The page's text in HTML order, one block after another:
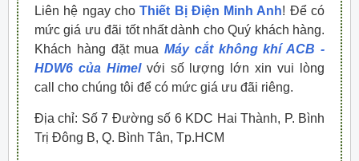
Liên hệ ngay choThiết Bị Điện Minh Anh! Để có
mức giá ưu đãi tốt nhất dành cho Quý khách hàng.
Khách hàng đặt muaMáy cắt không khí ACB -
HDW6 của Himel với số lượng lớn xin vui lòng
call cho chúng tôi để có mức giá ưu đãi riêng.
Địa chỉ: Số 7 Đường số 6 KDC Hai Thành, P. Bình
Trị Đông B, Q. Bình Tân, Tp.HCM